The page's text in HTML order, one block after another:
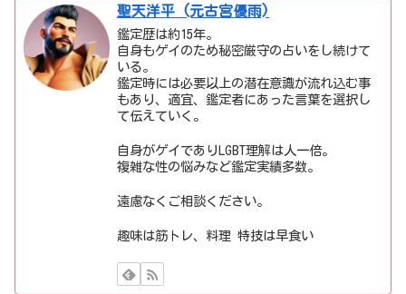
聖天洋平 (元古宮優雨)
鑑定歴は約15年。
自身もゲイのため秘密厳守の占いをし続けて
いる。
鑑定時には必要以上の潜在意識が流れ込む事
もあり、適宜、鑑定者にあった言葉を選択し
て伝えていく。
自身がゲイでありLGBT理解は人一倍。
複雑な性の悩みなど鑑定実績多数。
遠慮なくご相談ください。
趣味は筋トレ、料理 特技は早食い